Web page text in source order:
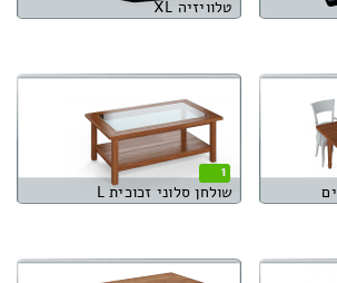
טלוויזיה XL
1
שולחן סלוני זכוכית L